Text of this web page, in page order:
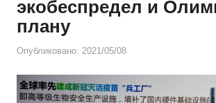
экобеспредел и
плану
Опубликовано: 2021/05/08